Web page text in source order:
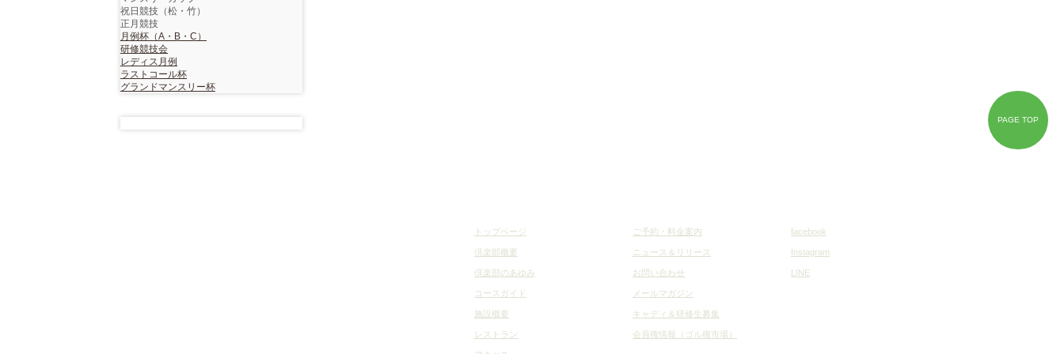
祝日競技（松・竹）
正月競技
月例杯（A・B・C）
研修競技会
レディス月例
ラストコール杯
グランドマンスリー杯
トップページ
倶楽部概要
倶楽部のあゆみ
コースガイド
施設概要
レストラン
ご予約・料金案内
ニュース＆リリース
お問い合わせ
メールマガジン
キャディ＆研修生募集
会員権情報（ゴル権市場）
facebook
Instagram
LINE
PAGE TOP